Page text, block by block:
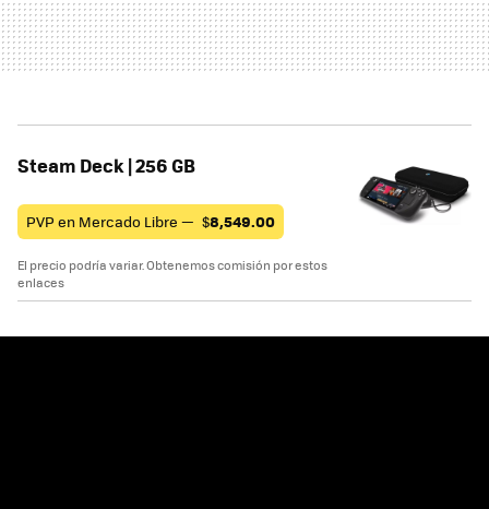
Steam Deck | 256 GB
PVP en Mercado Libre — $8,549.00
El precio podría variar. Obtenemos comisión por estos
enlaces